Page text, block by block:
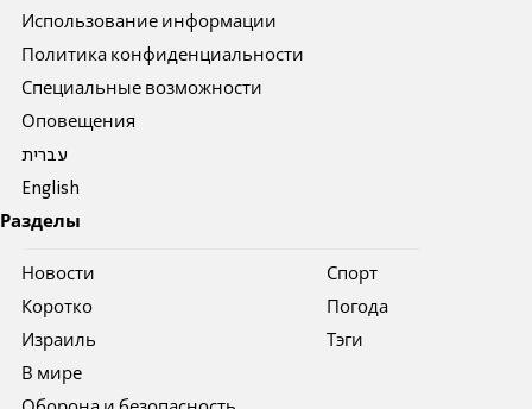
Использование информации
Политика конфиденциальности
Специальные возможности
Оповещения
עברית
English
Разделы
Новости
Коротко
Израиль
В мире
Спорт
Погода
Тэги